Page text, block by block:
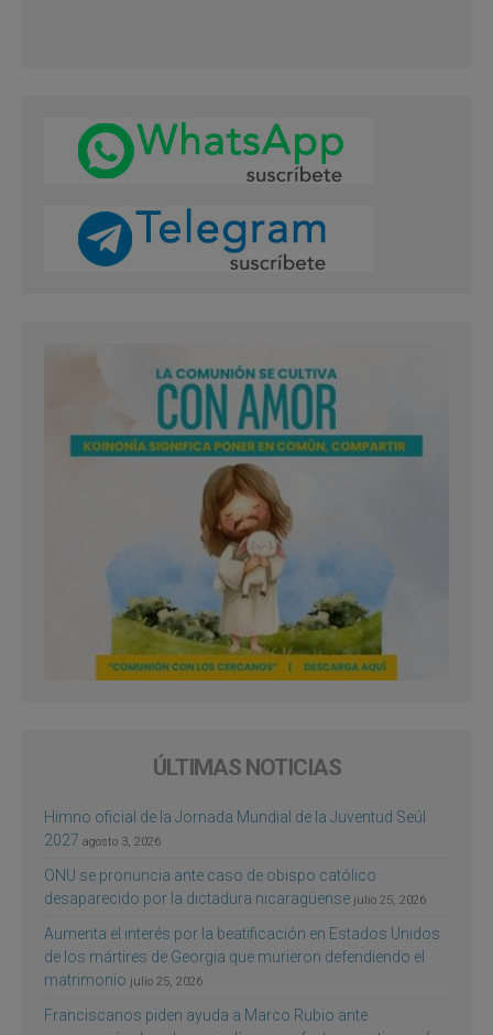
ÚLTIMAS NOTICIAS
Himno oficial de la Jornada Mundial de la Juventud Seúl
2027 agosto 3, 2026
ONU se pronuncia ante caso de obispo católico
desaparecido por la dictadura nicaragüense julio 25, 2026
Aumenta el interés por la beatificación en Estados Unidos
de los mártires de Georgia que murieron defendiendo el
matrimonio julio 25, 2026
Franciscanos piden ayuda a Marco Rubio ante